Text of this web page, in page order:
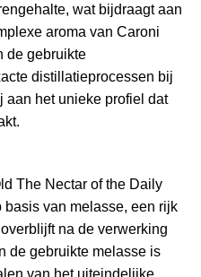
wat bijdraagt aan
aroma van Caroni
de gebruikte
distillatieprocessen bij
het unieke profiel dat
The Nectar of the Daily
basis van melasse, een rijk
na de verwerking
de gebruikte melasse is
van het uiteindelijke